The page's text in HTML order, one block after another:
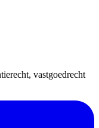
vastgoedrecht